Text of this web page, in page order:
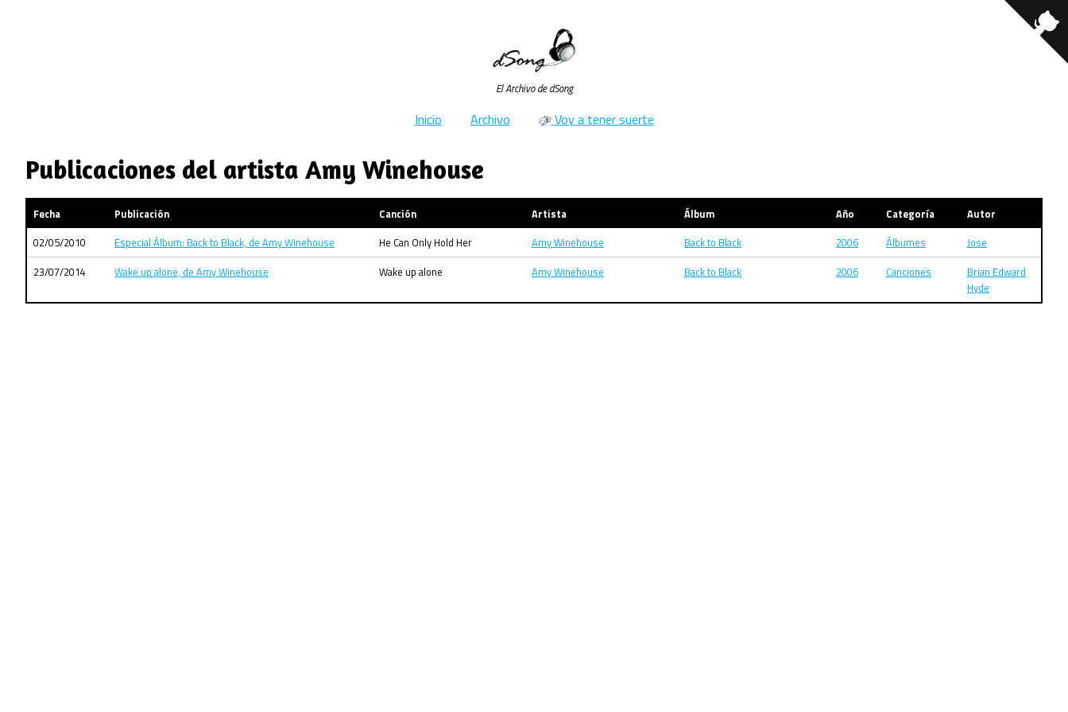
El Archivo de dSong
Inicio Archivo Voy a tener suerte
Publicaciones del artista Amy Winehouse
Fecha Publicación Canción Artista Álbum Año Categoría
Autor
02/05/2010
Especial Álbum: Back to Black, de Amy Winehouse He Can Only Hold Her Amy Winehouse Back to Black 2006 Álbumes
Jose
23/07/2014
Wake up alone, de Amy Winehouse Wake up alone Amy Winehouse Back to Black 2006 Canciones
Brian Edward
Hyde